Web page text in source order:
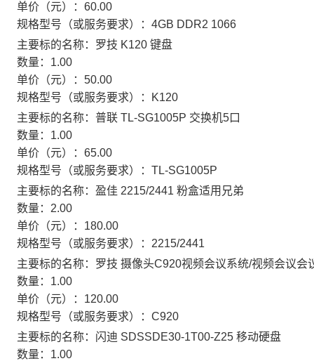
单价（元）： 60.00
规格型号（或服务要求）： 4GB DDR2 1066
主要标的名称： 罗技 K120 键盘
数量： 1.00
单价（元）： 50.00
规格型号（或服务要求）：
K120
主要标的名称： 普联 TL-SG1005P 交换机5口
数量： 1.00
单价（元）： 65.00
规格型号（或服务要求）： TL-SG1005P
主要标的名称： 盈佳 2215/2441 粉盒适用兄弟
数量： 2.00
单价（元）： 180.00
规格型号（或服务要求）： 2215/2441
主要标的名称： 罗技 摄像头C920视频会议系统/视频会议会
数量： 1.00
单价（元）： 120.00
规格型号（或服务要求）： C920
主要标的名称： 闪迪 SDSSDE30-1T00-Z25 移动硬盘
数量： 1.00